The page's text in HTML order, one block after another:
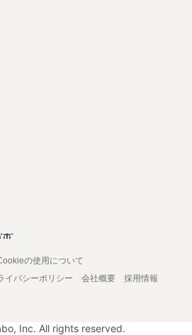
の使用について
イバシーポリシー 会社概要
採用情報
Inc. All rights reserved.